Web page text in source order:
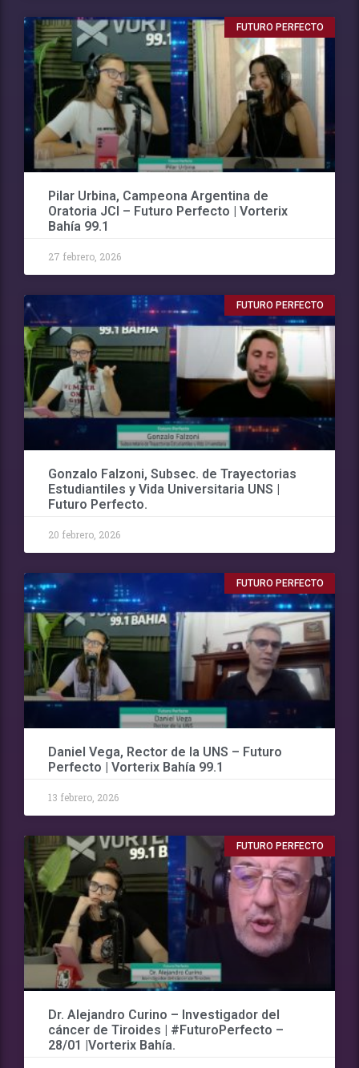
FUTURO PERFECTO
Pilar Urbina, Campeona Argentina de
Oratoria JCI – Futuro Perfecto | Vorterix
Bahía 99.1
27 febrero, 2026
FUTURO PERFECTO
Gonzalo Falzoni, Subsec. de Trayectorias
Estudiantiles y Vida Universitaria UNS |
Futuro Perfecto.
20 febrero, 2026
FUTURO PERFECTO
Daniel Vega, Rector de la UNS – Futuro
Perfecto | Vorterix Bahía 99.1
13 febrero, 2026
FUTURO PERFECTO
Dr. Alejandro Curino – Investigador del
cáncer de Tiroides | #FuturoPerfecto –
28/01 |Vorterix Bahía.